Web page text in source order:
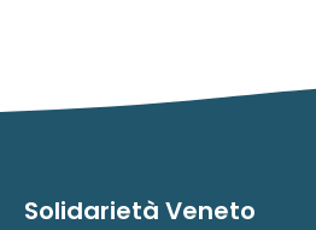
Solidarietà Veneto